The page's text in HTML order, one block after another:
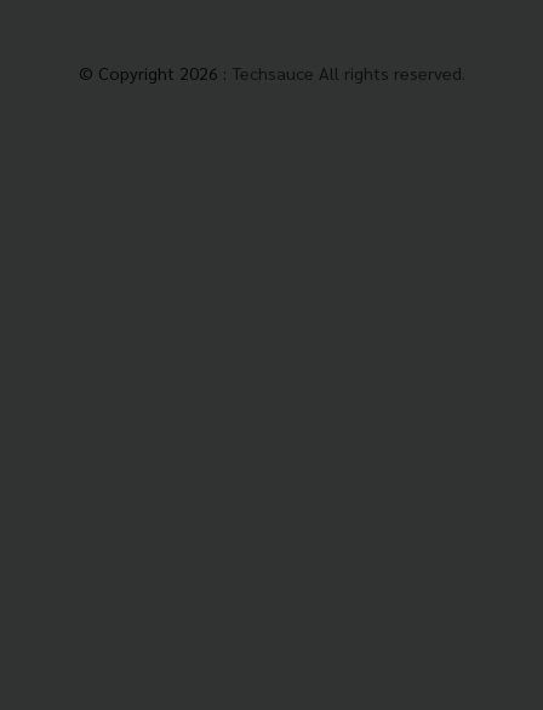
© Copyright 2026 : Techsauce All rights reserved.